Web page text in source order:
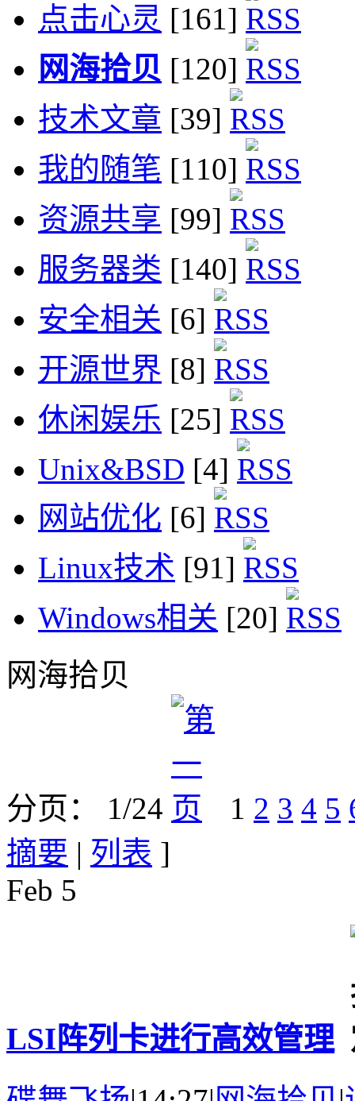
点击心灵 [161]
网海拾贝 [120]
技术文章 [39]
我的随笔 [110]
资源共享 [99]
服务器类 [140]
安全相关 [6]
开源世界 [8]
休闲娱乐 [25]
Unix&BSD [4]
网站优化 [6]
Linux技术 [91]
Windows相关 [20]
网海拾贝
分页： 1/24 1 2 3 4 5
摘要 | 列表 ]
Feb 5
LSI阵列卡进行高效管理